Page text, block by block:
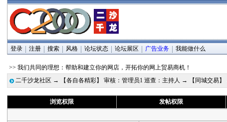
登录 注册 搜索 风格 论坛状态 论坛展区 广告业务 我能做什么
>> 我们共同的理想：帮助和建立你的网店，开拓你的网上贸易商机！
二千沙龙社区 → 【各自各精彩】 审核：管理员1 巡查：主持人 → 【同城交易】
浏览权限 发帖权限